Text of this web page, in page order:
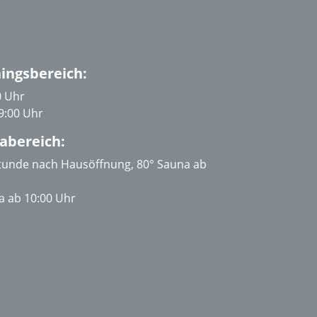
Uhr
Uhr
nach Hausöffnung, 80° Sauna ab
ab 10:00 Uhr